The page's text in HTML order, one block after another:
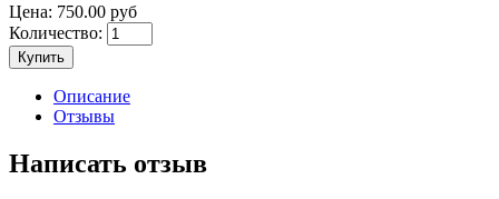
Цена: 750.00 руб
Количество:
Купить
Описание
Отзывы
Написать отзыв